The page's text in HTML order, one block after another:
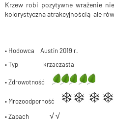
Krzew robi pozytywne wrażenie
kolorystyczna atrakcyjnością ale
• Hodowca Austin 2019 r.
• Typ krzaczasta
• Zdrowotność
• Mrozoodporność
• Zapach √√